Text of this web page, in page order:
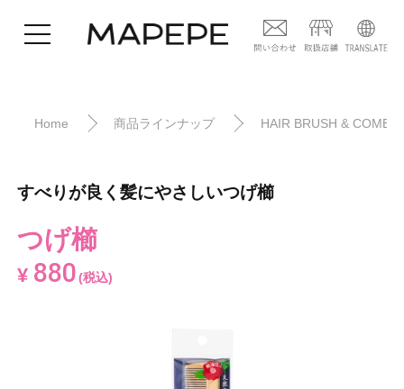
Home 商品ラインナップ HAIR BRUSH & COMB
すべりが良く髪にやさしいつげ櫛
つげ櫛
¥ 880 (税込)